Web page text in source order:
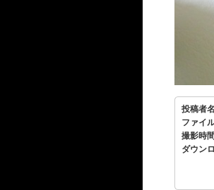
投稿
ファ
撮影
ダウン